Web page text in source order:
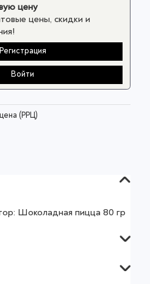
цену
цены, скидки и
Регистрация
Войти
(РРЦ)
Шоколадная пицца 80 гр